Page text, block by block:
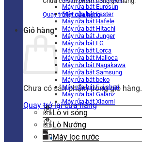
Quay trở lại cửa hàng
Giỏ hàng
Chưa có sản phẩm trong giỏ hàng.
Quay trở lại cửa hàng
Máy rửa bát Eurosun
Máy rửa bát Faster
Máy rửa bát Hafele
Máy rửa bát Hitachi
Máy rửa bát Junger
Máy rửa bát LG
Máy rửa bát Lorca
Máy rửa bát Malloca
Máy rửa bát Nagakawa
Máy rửa bát Samsung
Máy rửa bát beko
Máy rửa bát Fujishan
Máy rửa bát Galanz
Máy rửa bát Xiaomi
Lò vi sóng
Lò Nướng
Máy lọc nước